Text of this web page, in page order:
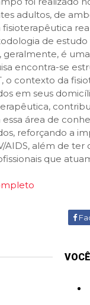
adultos, de
de estudo
geralmente, é
encontra-se
o contexto da
em seus
área de
reforçando a
AIDS, além de
que